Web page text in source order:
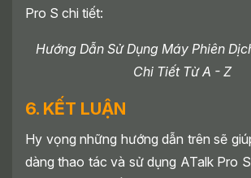
Pro S chi tiết:
Hướng Dẫn Sử Dụng Máy Phiên
Chi Tiết Từ A - Z
6. KẾT LUẬN
Hy vọng những hướng dẫn trên sẽ
dàng thao tác và sử dụng ATalk Pro